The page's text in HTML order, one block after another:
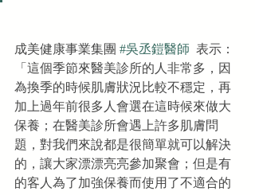
成美健康事業集團 #吳丞鎧醫師
  表示：
「這個季節來醫美診所的人非常多，因
為換季的時候肌膚狀況比較不穩定，再
加上過年前很多人會選在這時候來做大
保養；在醫美診所會遇上許多肌膚問
題，對我們來說都是很簡單就可以解決
的，讓大家漂漂亮亮參加聚會；但是有
的客人為了加強保養而使用了不適合的